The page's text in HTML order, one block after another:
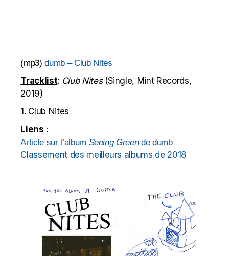
(mp3)dumb – Club Nites
Tracklist: Club Nites (Single, Mint Records,
2019)
1. Club Nites
Liens :
Article sur l’album Seeing Greende dumb
Classement des meilleurs albums de 2018